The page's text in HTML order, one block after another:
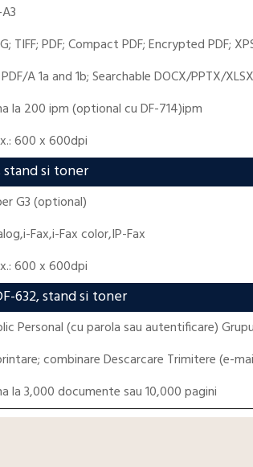
TIFF; PDF; Compact PDF; Encrypted PDF;
A 1a and 1b; Searchable DOCX/PPTX/XLSX
la 200 ipm (optional cu DF-714)ipm
600 x 600dpi
si toner
G3 (optional)
Fax,i-Fax color,IP-Fax
600 x 600dpi
632, stand si toner
Personal (cu parola sau autentificare)
combinare Descarcare Trimitere (e-
la 3,000 documente sau 10,000 pagini